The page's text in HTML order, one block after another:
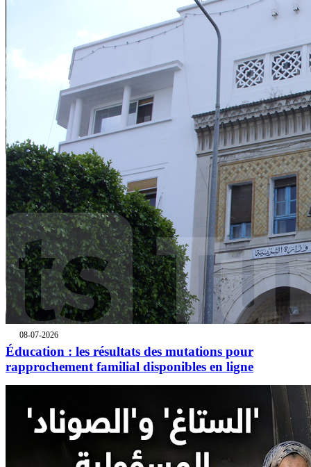
08-07-2026
Éducation : les résultats des mutations pour
rapprochement familial disponibles en ligne